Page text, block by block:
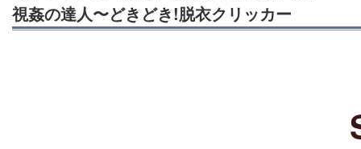
視姦の達人〜どきどき!脱衣クリッカー